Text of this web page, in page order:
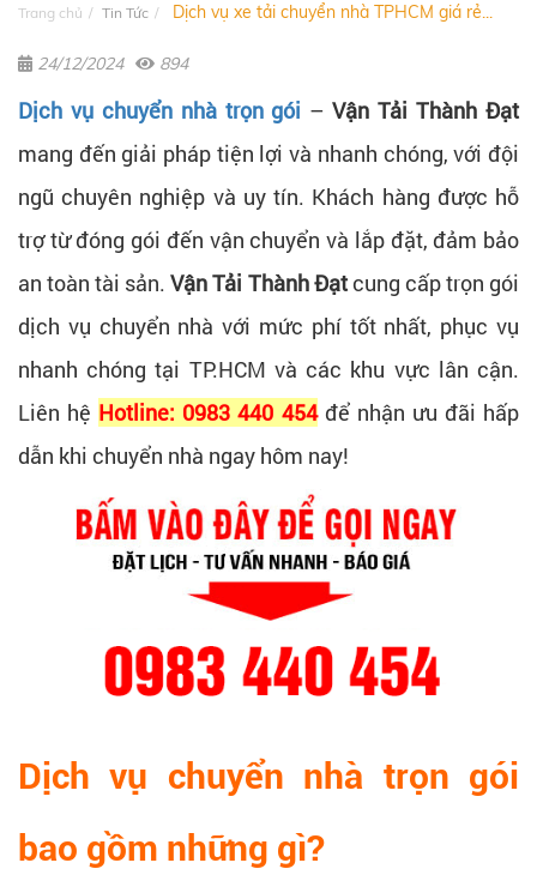
Trang chủ Tin Tức Dịch vụ xe tải chuyển nhà TPHCM giá rẻ...
24/12/2024 894
Dịch vụ chuyển nhà trọn gói –Vận Tải Thành Đạt
mang đến giải pháp tiện lợi và nhanh chóng, với đội
ngũ chuyên nghiệp và uy tín. Khách hàng được hỗ
trợ từ đóng gói đến vận chuyển và lắp đặt, đảm bảo
an toàn tài sản.Vận Tải Thành Đạtcung cấp trọn gói
dịch vụ chuyển nhà với mức phí tốt nhất, phục vụ
nhanh chóng tại TP.HCM và các khu vực lân cận.
Liên hệ Hotline: 0983 440 454để nhận ưu đãi hấp
dẫn khi chuyển nhà ngay hôm nay!
Dịch vụ chuyển nhà trọn gói
bao gồm những gì?